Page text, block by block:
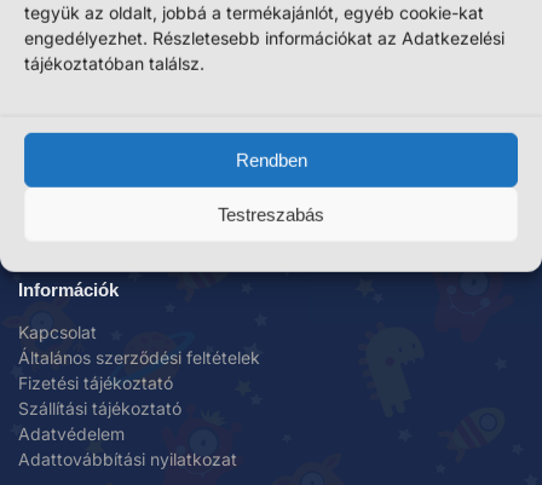
tegyük az oldalt, jobbá a termékajánlót, egyéb cookie-kat
engedélyezhet. Részletesebb információkat az Adatkezelési
tájékoztatóban találsz.
Rendben
Testreszabás
ilove@plussjatek.hu
Információk
Kapcsolat
Általános szerződési feltételek
Fizetési tájékoztató
Szállítási tájékoztató
Adatvédelem
Adattovábbítási nyilatkozat